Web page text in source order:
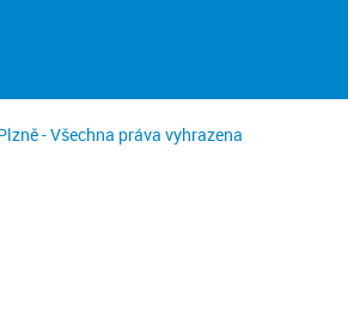
- Všechna práva vyhrazena